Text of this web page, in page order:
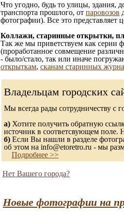
Что угодно, будь то улицы, здания,
транспорта прошлого, от паровозов
фотографии). Все это представляет
Коллажи, старинные открытки,
Так же мы приветствуем как серии
(проработанное совмещение
- было/стало, так или иначе
открыткам, сканам старинных
Владельцам городских
Мы всегда рады сотрудничеству с
а) Хотите получить обратную
источник в соответсвующем
б) Если Вы нашли в разделе
об этом на info@etoretro.ru - мы
Подробнее >>
Нет Вашего города?
Новые фотографии на